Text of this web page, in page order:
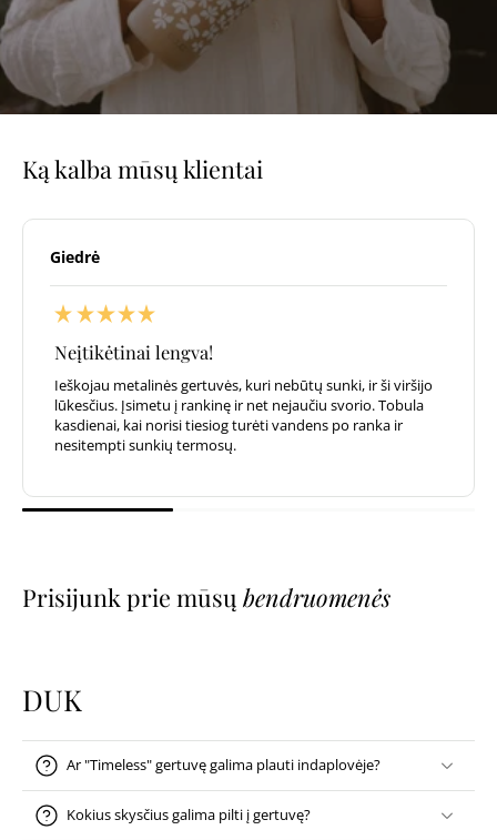
Ką kalba mūsų klientai
Giedrė
Neįtikėtinai lengva!
Ieškojau metalinės gertuvės, kuri nebūtų sunki, ir ši viršijo
lūkesčius. Įsimetu į rankinę ir net nejaučiu svorio. Tobula
kasdienai, kai norisi tiesiog turėti vandens po ranka ir
nesitempti sunkių termosų.
Prisijunk prie mūsų bendruomenės
DUK
Ar "Timeless" gertuvę galima plauti indaplovėje?
Kokius skysčius galima pilti į gertuvę?